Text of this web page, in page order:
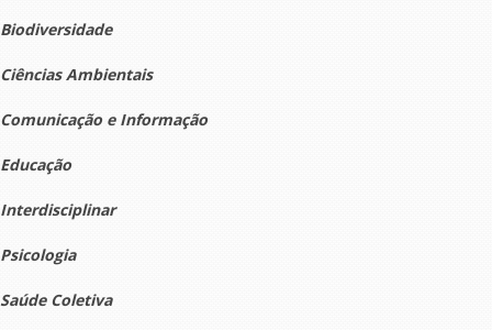
Biodiversidade
Ciências Ambientais
Comunicação e Informação
Educação
Interdisciplinar
Psicologia
Saúde Coletiva